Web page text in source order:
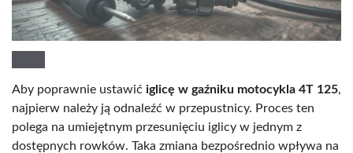
Aby poprawnie ustawić iglicę w gaźniku motocykla 4T 125,
najpierw należy ją odnaleźć w przepustnicy. Proces ten
polega na umiejętnym przesunięciu iglicy w jednym z
dostępnych rowków. Taka zmiana bezpośrednio wpływa na